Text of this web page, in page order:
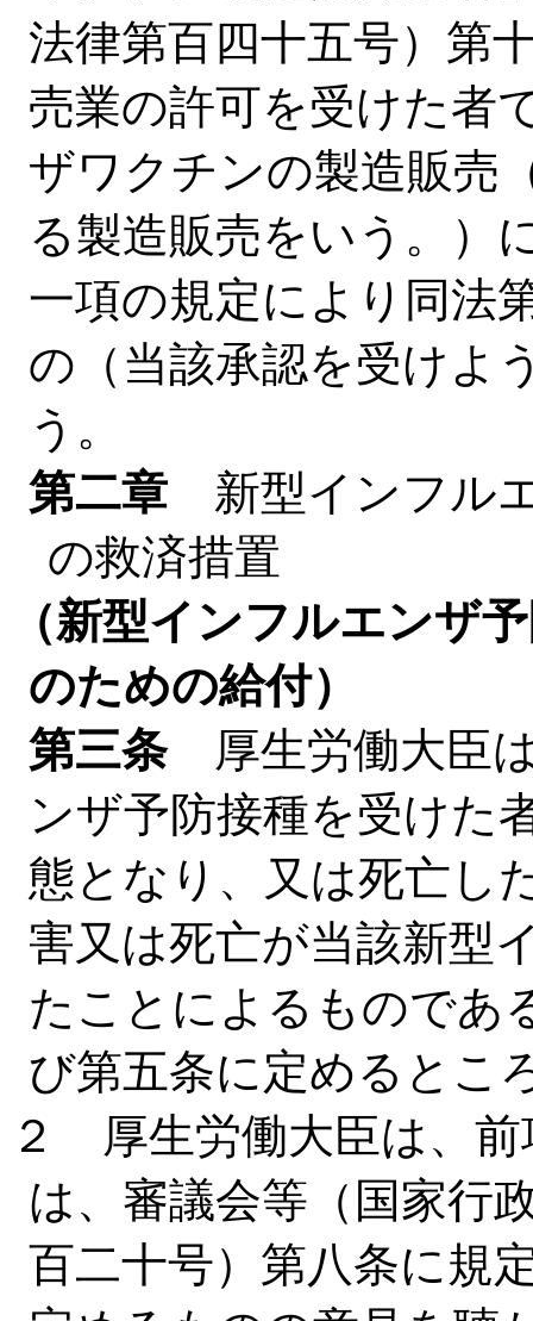
法律第百四十五号）第
売業の許可を受けた者
ザワクチンの製造販売
る製造販売をいう。）
一項の規定により同法
の（当該承認を受けよ
う。
第二章 新型インフル
の救済措置
（新型インフルエンザ
のための給付）
第三条厚生労働大臣は
ンザ予防接種を受けた
態となり、又は死亡し
害又は死亡が当該新型
たことによるものであ
び第五条に定めるとこ
２ 厚生労働大臣は、
は、審議会等（国家行
百二十号）第八条に規